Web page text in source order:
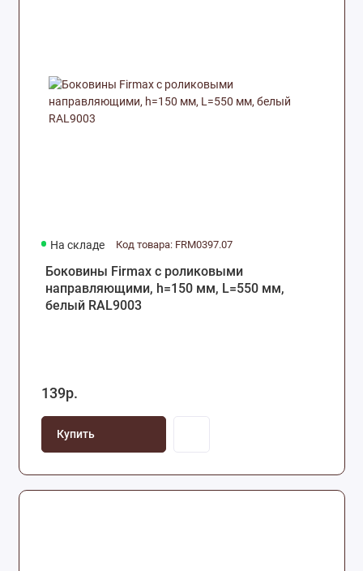
На складе Код товара: FRM0397.07
Боковины Firmax с роликовыми
направляющими, h=150 мм, L=550 мм,
белый RAL9003
139р.
Купить